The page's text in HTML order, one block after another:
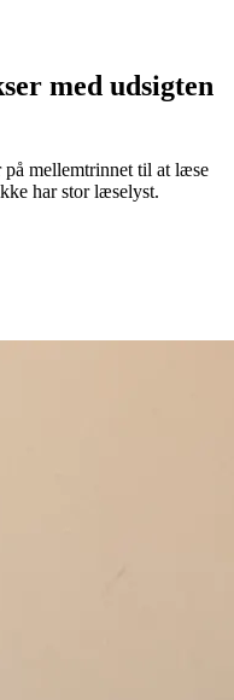
med udsigten
mellemtrinnet til at læse
har stor læselyst.